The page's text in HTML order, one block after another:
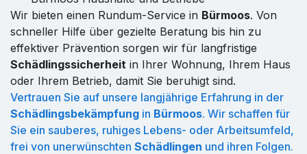
Wir bieten einen Rundum-Service in Bürmoos. Von
schneller Hilfe über gezielte Beratung bis hin zu
effektiver Prävention sorgen wir für langfristige
Schädlingssicherheit in Ihrer Wohnung, Ihrem Haus
oder Ihrem Betrieb, damit Sie beruhigt sind.
Vertrauen Sie auf unsere langjährige Erfahrung in der
Schädlingsbekämpfung in Bürmoos. Wir schaffen für
Sie ein sauberes, ruhiges Lebens- oder Arbeitsumfeld,
frei von unerwünschten Schädlingen und ihren Folgen.